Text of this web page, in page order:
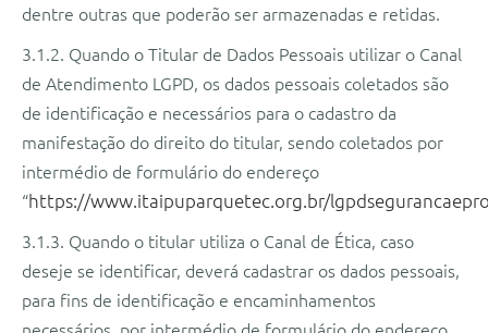
dentre outras que poderão ser armazenadas e retidas.
3.1.2. Quando o Titular de Dados Pessoais utilizar o Canal
de Atendimento LGPD, os dados pessoais coletados são
de identificação e necessários para o cadastro da
manifestação do direito do titular, sendo coletados por
intermédio de formulário do endereço
“https://www.itaipuparquetec.org.br/
3.1.3. Quando o titular utiliza o Canal de Ética, caso
deseje se identificar, deverá cadastrar os dados pessoais,
para fins de identificação e encaminhamentos